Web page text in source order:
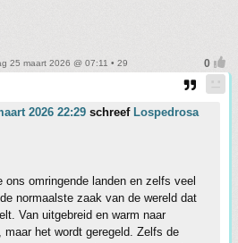
25 maart 2026 @ 07:11 • 29
2026 22:29 schreef Lospedrosa
ons omringende landen en zelfs veel
normaalste zaak van de wereld dat
Van uitgebreid en warm naar
het wordt geregeld. Zelfs de